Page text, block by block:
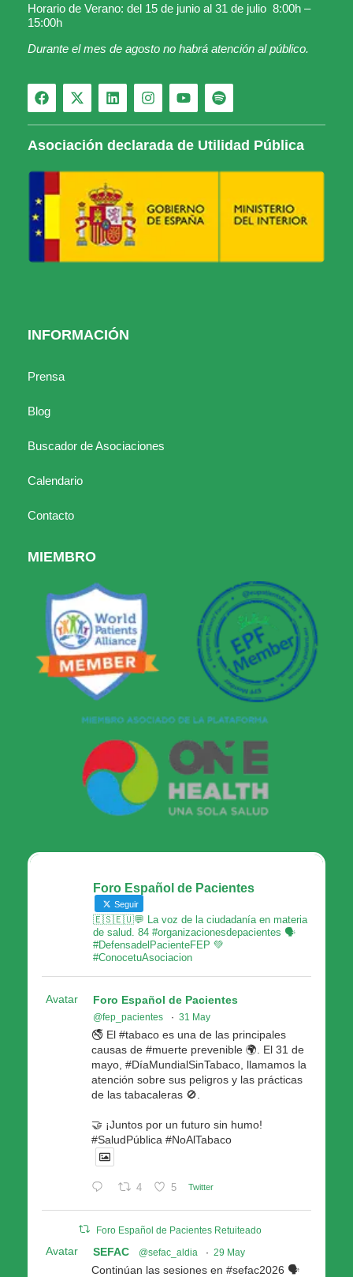
Horario de Verano: del 15 de junio al 31 de julio 8:00h –
15:00h
Durante el mes de agosto no habrá atención al público.
Asociación declarada de Utilidad Pública
INFORMACIÓN
Prensa
Blog
Buscador de Asociaciones
Calendario
Contacto
MIEMBRO
Foro Español de Pacientes
Seguir
🇪🇸🇪🇺💬 La voz de la ciudadanía en materia
de salud. 84 #organizacionesdepacientes 🗣
#DefensadelPacienteFEP 💚
#ConocetuAsociacion
Avatar Foro Español de Pacientes
@fep_pacientes · 31 May
🚭 El #tabaco es una de las principales
causas de #muerte prevenible 🌍. El 31 de
mayo, #DíaMundialSinTabaco, llamamos la
atención sobre sus peligros y las prácticas
de las tabacaleras 🚫.
🤝 ¡Juntos por un futuro sin humo!
#SaludPública #NoAlTabaco
4 5 Twitter
Foro Español de Pacientes Retuiteado
Avatar SEFAC @sefac_aldia · 29 May
Continúan las sesiones en #sefac2026 🗣️